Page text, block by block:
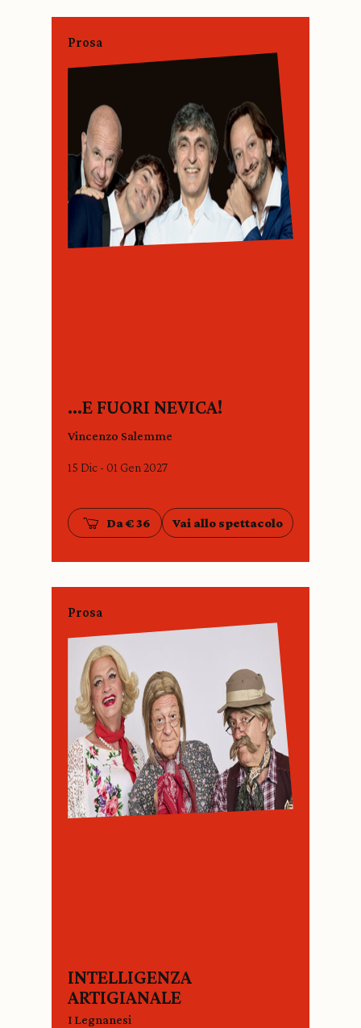
Prosa
…E FUORI NEVICA!
Vincenzo Salemme
15 Dic - 01 Gen 2027
Da € 36 Vai allo spettacolo
Prosa
INTELLIGENZA
ARTIGIANALE
I Legnanesi